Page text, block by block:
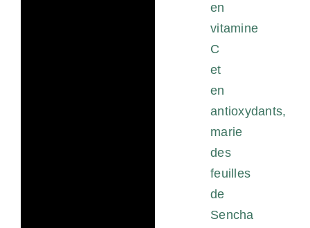
en
vitamine
C
et
en
antioxydants,
marie
des
feuilles
de
Sencha